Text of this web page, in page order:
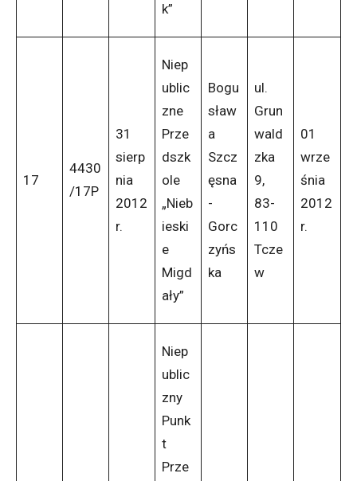
k”
17
4430
/17P
31
sierp
nia
2012
r.
Niep
ublic
zne
Prze
dszk
ole
„Nieb
ieski
e
Migd
ały”
Bogu
sław
a
Szcz
ęsna
-
Gorc
zyńs
ka
ul.
Grun
wald
zka
9,
83-
110
Tcze
w
01
wrze
śnia
2012
r.
Niep
ublic
zny
Punk
t
Prze